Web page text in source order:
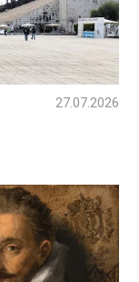
27.07.2026